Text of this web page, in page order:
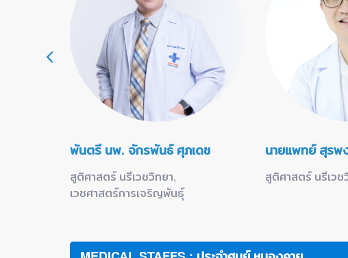
พันตรี นพ. จักรพันธ์ ศุภเดช
สูติศาสตร์ นรีเวชวิทยา,
เวชศาสตร์การเจริญพันธุ์
นายแพทย์ สุรพ
สูติศาสตร์ นรีเวช